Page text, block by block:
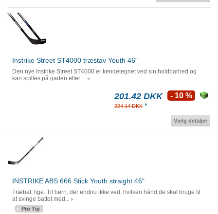
Instrike Street ST4000 træstav Youth 46"
Den nye Instrike Street ST4000 er kendetegnet ved sin holdbarhed og
kan spilles på gaden eller ...
201.42 DKK
224.14 DKK *
- 10 %
Vælg detaljer
INSTRIKE ABS 666 Stick Youth straight 46"
Træbat, lige. Til børn, der endnu ikke ved, hvilken hånd de skal bruge til
at svinge battet med...
Pro Tip